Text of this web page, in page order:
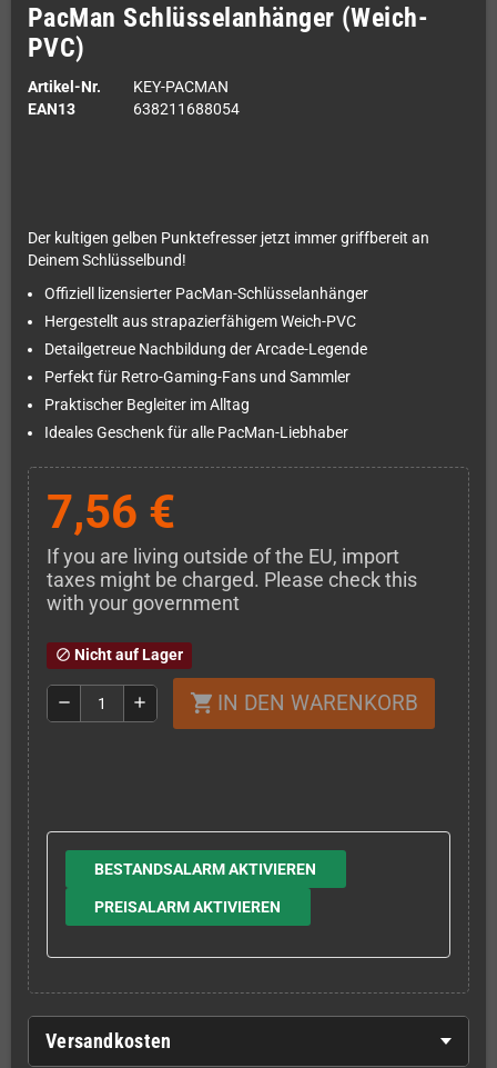
PacMan Schlüsselanhänger (Weich-
PVC)
Artikel-Nr.
KEY-PACMAN
EAN13
638211688054
Der kultigen gelben Punktefresser jetzt immer griffbereit an
Deinem Schlüsselbund!
Offiziell lizensierter PacMan-Schlüsselanhänger
Hergestellt aus strapazierfähigem Weich-PVC
Detailgetreue Nachbildung der Arcade-Legende
Perfekt für Retro-Gaming-Fans und Sammler
Praktischer Begleiter im Alltag
Ideales Geschenk für alle PacMan-Liebhaber
7,56 €
If you are living outside of the EU, import
taxes might be charged. Please check this
with your government
block Nicht auf Lager
remove add shopping_cart IN DEN WARENKORB
BESTANDSALARM AKTIVIEREN
PREISALARM AKTIVIEREN
Versandkosten